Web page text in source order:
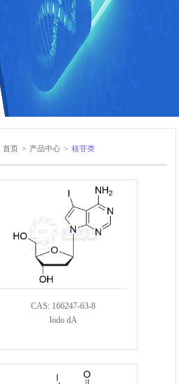
首页 > 产品中心 > 核苷类
CAS: 166247-63-8
Iodo dA